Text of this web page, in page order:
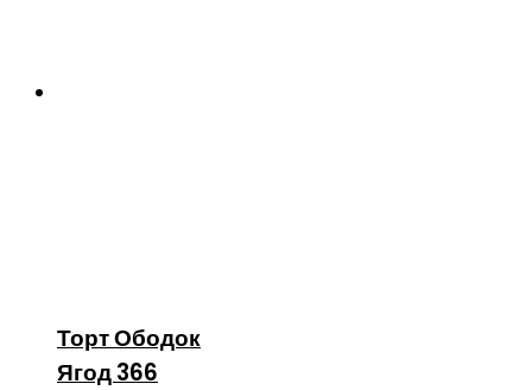
Торт Ободок
Ягод 366